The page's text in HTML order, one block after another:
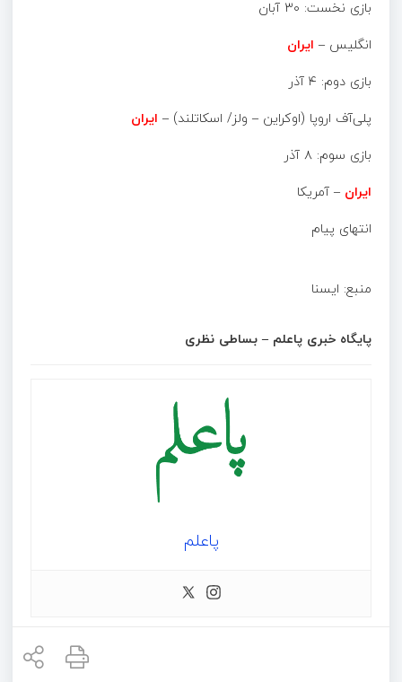
بازی نخست: ۳۰ آبان
انگلیس – ایران
بازی دوم: ۴ آذر
پلی‌آف اروپا (اوکراین – ولز/ اسکاتلند) – ایران
بازی سوم: ۸ آذر
ایران – آمریکا
انتهای پیام
منبع: ایسنا
پایگاه خبری پاعلم – بساطی نظری
پاعلم